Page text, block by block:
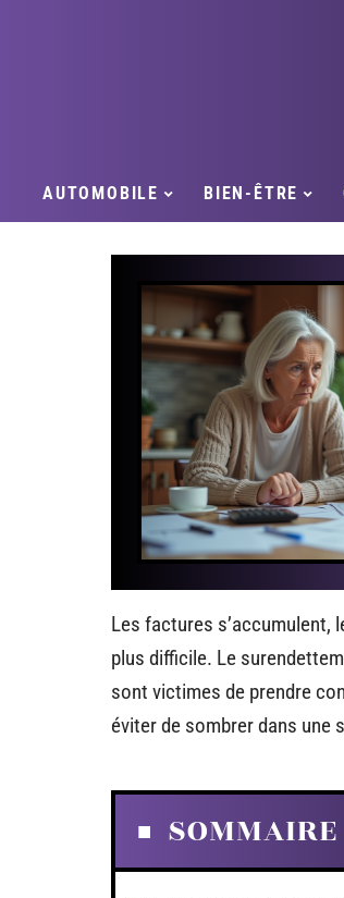
AUTOMOBILE BIEN-ÊTRE
Les factures s’accumulent,
plus difficile. Le
sont victimes de prendre
éviter de sombrer dans une
SOMMAIRE